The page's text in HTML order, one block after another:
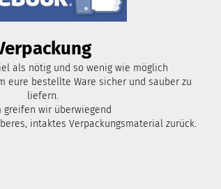
als nötig und so wenig wie möglich
eure bestellte Ware sicher und sauber zu
liefern.
greifen wir überwiegend
intaktes Verpackungsmaterial zurück.